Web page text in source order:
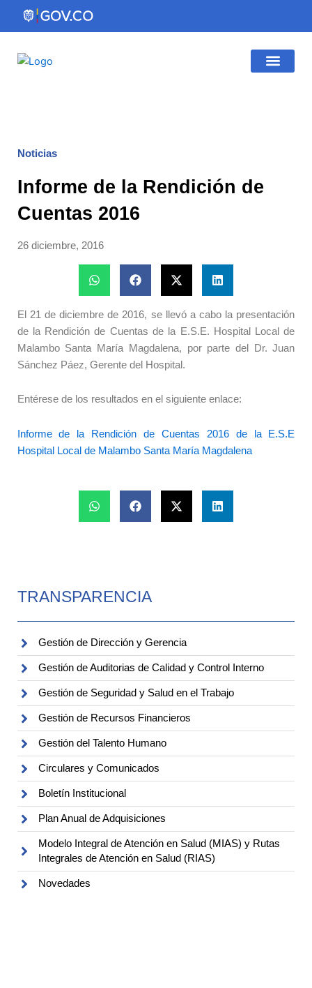
Noticias
Informe de la Rendición de
Cuentas 2016
26 diciembre, 2016
El 21 de diciembre de 2016, se llevó a cabo la presentación
de la Rendición de Cuentas de la E.S.E. Hospital Local de
Malambo Santa María Magdalena, por parte del Dr. Juan
Sánchez Páez, Gerente del Hospital.
Entérese de los resultados en el siguiente enlace:
Informe de la Rendición de Cuentas 2016 de la E.S.E
Hospital Local de Malambo Santa María Magdalena
TRANSPARENCIA
Gestión de Dirección y Gerencia
Gestión de Auditorias de Calidad y Control Interno
Gestión de Seguridad y Salud en el Trabajo
Gestión de Recursos Financieros
Gestión del Talento Humano
Circulares y Comunicados
Boletín Institucional
Plan Anual de Adquisiciones
Modelo Integral de Atención en Salud (MIAS) y Rutas
Integrales de Atención en Salud (RIAS)
Novedades